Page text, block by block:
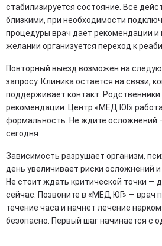
стабилизируется состояние. Все
близкими, при необходимости
процедуры врач дает рекомендации и
желании организуется переход к
Повторный выезд возможен на
запросу. Клиника остается на связи,
поддерживает контакт.
рекомендации. Центр «МЕД ЮГ»
формальность. Не ждите
сегодня
Зависимость разрушает организм,
день увеличивает риски осложнений
Не стоит ждать критической точки —
сейчас. Позвоните в «МЕД ЮГ» — врач
течение часа и начнет лечение
безопасно. Первый шаг начинается с